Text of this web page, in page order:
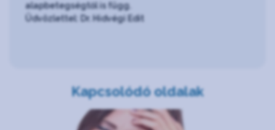
alapbetegségtől is függ.
Üdvözlettel: Dr. Hidvégi Edit
Kapcsolódó oldalak